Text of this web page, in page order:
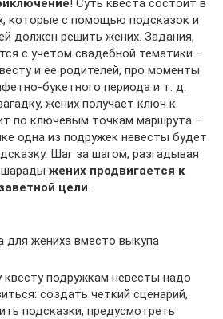
! Суть квеста состоит в
которые с помощью подсказок и
должен решить жених. Задания,
с учетом свадебной тематики –
и ее родителей, про моменты
букетного периода и т. д.
жених получает ключ к
по ключевым точкам маршрута –
одна из подружек невесты будет
Шаг за шагом, разгадывая
шарады жених продвигается к
цели.
для жениха вместо выкупа
квесту подружкам невесты надо
создать четкий сценарий,
подсказки, предусмотреть